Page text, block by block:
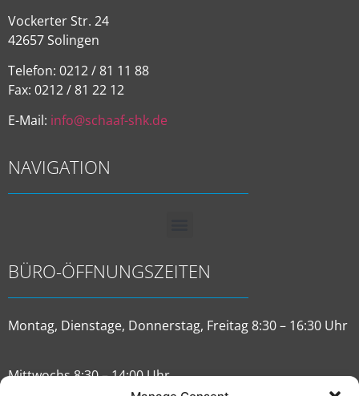
Vockerter Str. 24
42657 Solingen
Telefon: 0212 / 81 11 88
Fax: 0212 / 81 22 12
E-Mail: info@schaaf-shk.de
NAVIGATION
BÜRO-ÖFFNUNGSZEITEN
Montag, Dienstage, Donnerstag, Freitag 8:30 – 16:30 Uhr
Mittwochs 8:30 – 14:00 Uhr